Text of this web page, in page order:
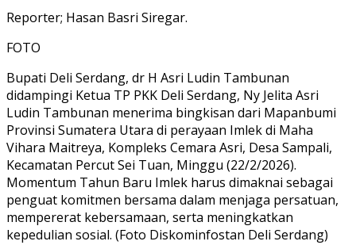
Reporter; Hasan Basri Siregar.
FOTO
Bupati Deli Serdang, dr H Asri Ludin Tambunan
didampingi Ketua TP PKK Deli Serdang, Ny Jelita Asri
Ludin Tambunan menerima bingkisan dari Mapanbumi
Provinsi Sumatera Utara di perayaan Imlek di Maha
Vihara Maitreya, Kompleks Cemara Asri, Desa Sampali,
Kecamatan Percut Sei Tuan, Minggu (22/2/2026).
Momentum Tahun Baru Imlek harus dimaknai sebagai
penguat komitmen bersama dalam menjaga persatuan,
mempererat kebersamaan, serta meningkatkan
kepedulian sosial. (Foto Diskominfostan Deli Serdang)